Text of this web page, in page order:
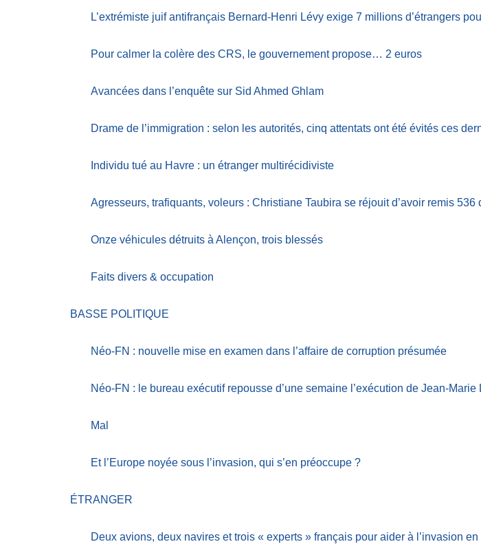
L’extrémiste juif antifrançais Bernard-Henri Lévy exige 7 millions d’étrangers
Pour calmer la colère des CRS, le gouvernement propose… 2 euros
Avancées dans l’enquête sur Sid Ahmed Ghlam
Drame de l’immigration : selon les autorités, cinq attentats ont été évités ces
Individu tué au Havre : un étranger multirécidiviste
Agresseurs, trafiquants, voleurs : Christiane Taubira se réjouit d’avoir remis
Onze véhicules détruits à Alençon, trois blessés
Faits divers & occupation
BASSE POLITIQUE
Néo-FN : nouvelle mise en examen dans l’affaire de corruption présumée
Néo-FN : le bureau exécutif repousse d’une semaine l’exécution de Jean-Marie
Mal
Et l’Europe noyée sous l’invasion, qui s’en préoccupe ?
ÉTRANGER
Deux avions, deux navires et trois « experts » français pour aider à l’invasion